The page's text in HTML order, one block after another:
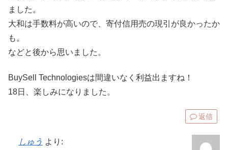
ました。
大和は手数料が高いので、寄付信用売の現引が良かったか
も。
などと後から思いました。
BuySell Technologiesは間違いなく利益出ますね！
18日、楽しみになりました。
返信
しゅう より: